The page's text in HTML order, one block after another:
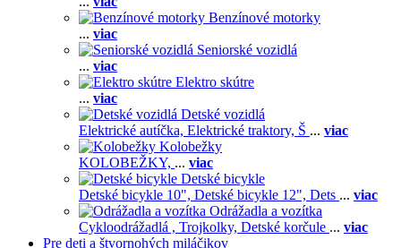
Benzínové motorky
... viac
Seniorské vozidlá
... viac
Elektro skútre
... viac
Detské vozidlá
Elektrické autíčka, Elektrické traktory, Š ... viac
Kolobežky
KOLOBEŽKY, ... viac
Detské bicykle
Detské bicykle 10", Detské bicykle 12", Dets ... viac
Odrážadla a vozítka
Cykloodrážadlá , Trojkolky, Detské korčule ... viac
Pre deti a štvornohých miláčikov